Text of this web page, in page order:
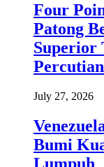
Four
Patong
Superior
July 27, 2026
Bumi